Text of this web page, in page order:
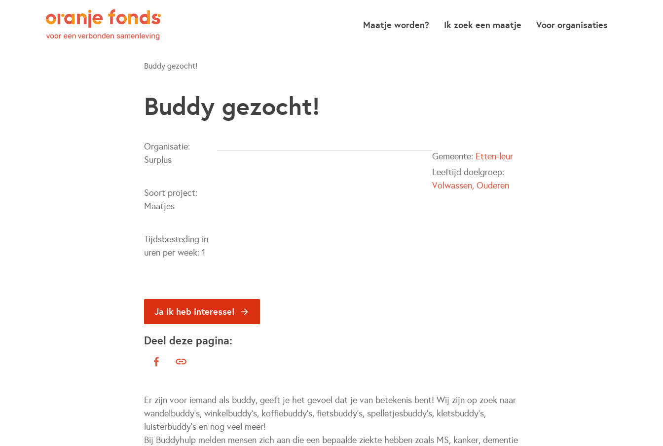
Maatje worden? Ik zoek een maatje Voor organisaties
Buddy gezocht!
Buddy gezocht!
Organisatie:
Surplus
Soort project:
Maatjes
Tijdsbesteding in
uren per week: 1
Gemeente: Etten-leur
Leeftijd doelgroep:
Volwassen Ouderen
Ja ik heb interesse!
Deel deze pagina:
Er zijn voor iemand als buddy, geeft je het gevoel dat je van betekenis bent! Wij zijn op zoek naar
wandelbuddy's, winkelbuddy's, koffiebuddy's, fietsbuddy's, spelletjesbuddy's, kletsbuddy's,
luisterbuddy's en nog veel meer!
Bij Buddyhulp melden mensen zich aan die een bepaalde ziekte hebben zoals MS, kanker, dementie